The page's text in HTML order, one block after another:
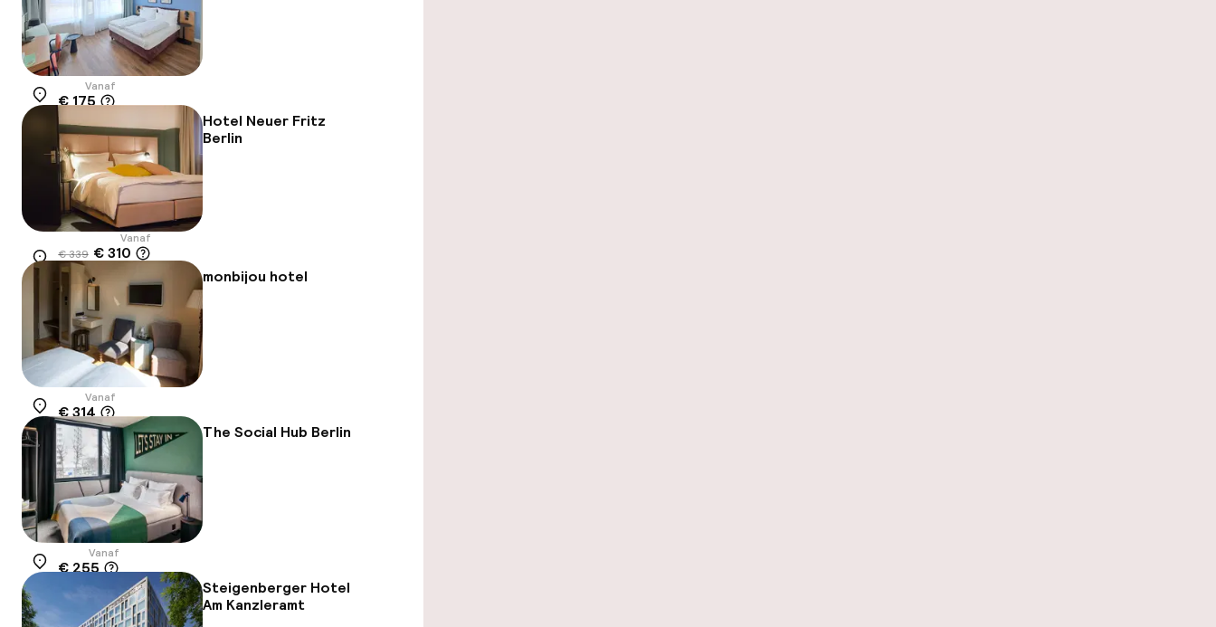
Locatie
Vanaf
€ 175
Hotel Neuer Fritz
Berlin
Locatie
Vanaf
€ 339 € 310
monbijou hotel
Locatie
Vanaf
€ 314
The Social Hub Berlin
Locatie
Vanaf
€ 255
Steigenberger Hotel
Am Kanzleramt